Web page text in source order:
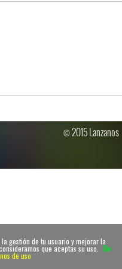
gestión de tu usuario y mejorar la
que aceptas su uso. De
de uso
© 2015 Lanzanos